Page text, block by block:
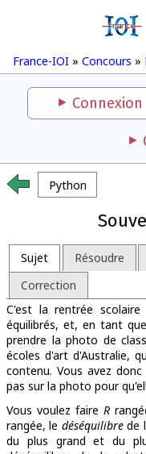
France-IOI » Concours »
Connexion
Python
Sujet Résoudre
Correction
C'est la rentrée
équilibrés, et, en tant
prendre la photo de
écoles d'art d'Australie,
contenu. Vous avez
pas sur la photo pour
Vous voulez faire R
rangée, le déséquilibrede
du plus grand et du